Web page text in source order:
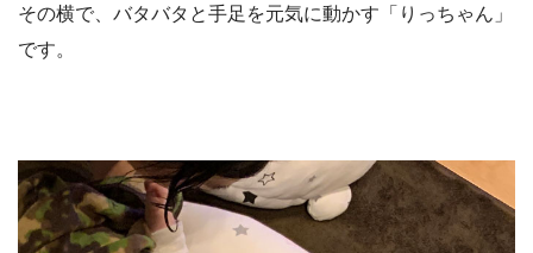
その横で、バタバタと手足を元気に動かす「りっちゃん」
です。